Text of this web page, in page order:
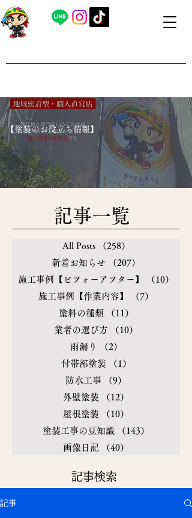
​【塗装のお役立ち情報】
​記事一覧
All Posts （258）
新着お知らせ
（207）
施工事例【ビフォーアフター】
（10）
施工事例【作業内容】
（7）
塗料の種類
（11）
業者の選び方
（10）
雨漏り
（2）
付帯部塗装
（1）
防水工事
（9）
外壁塗装
（12）
屋根塗装
（10）
塗装工事の豆知識
（143）
画像日記
（40）
​記事検索
記事